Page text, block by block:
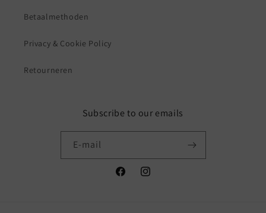
Betaalmethoden
Privacy & Cookie Policy
Retourneren
Subscribe to our emails
E‑mail
FacebookInstagram